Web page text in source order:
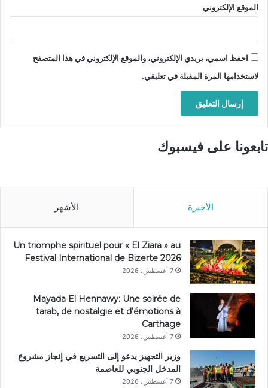
الموقع الإلكتروني
احفظ اسمي، بريدي الإلكتروني، والموقع الإلكتروني في هذا المتصفح
لاستخدامها المرة المقبلة في تعليقي.
تابعونا على فيسبوك
الأخيرة الأشهر
Un triomphe spirituel pour « El Ziara » au
Festival International de Bizerte 2026
7 أغسطس، 2026
Mayada El Hennawy: Une soirée de
tarab, de nostalgie et d’émotions à
Carthage
7 أغسطس، 2026
وزير التجهيز يدعو إلى التسريع في إنجاز مشروع
المدخل الجنوبي للعاصمة
7 أغسطس، 2026